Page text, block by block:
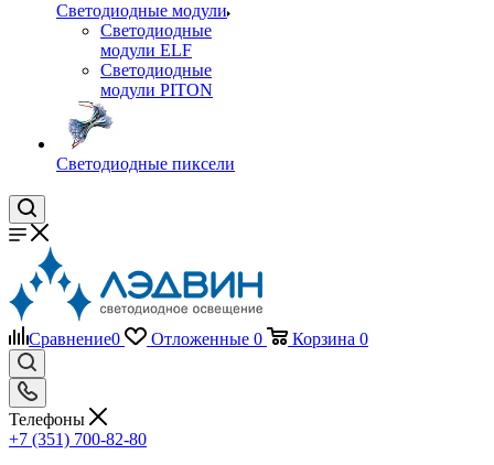
Светодиодные модули
Светодиодные
модули ELF
Светодиодные
модули PITON
Светодиодные пиксели
Сравнение0 Отложенные 0 Корзина 0
Телефоны
+7 (351) 700-82-80